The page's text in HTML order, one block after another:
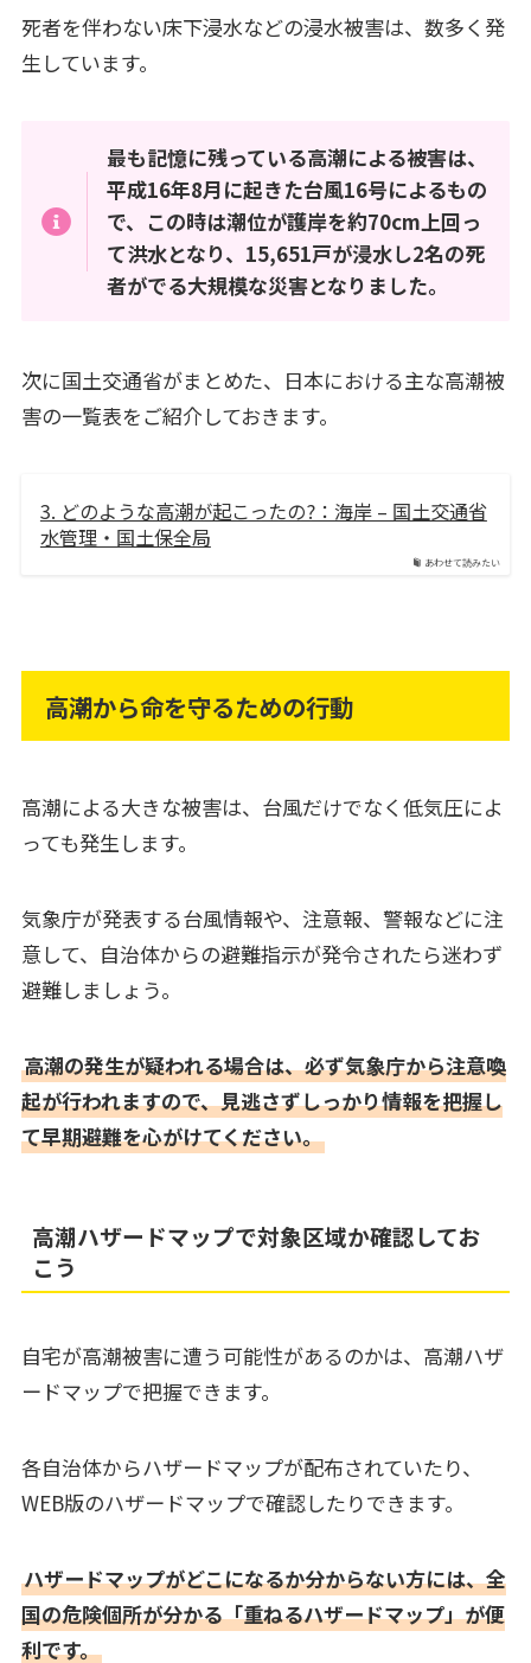
死者を伴わない床下浸水などの浸水被害は、数多く発
生しています。
最も記憶に残っている高潮による被害は、
平成16年8月に起きた台風16号によるもの
で、この時は潮位が護岸を約70cm上回っ
て洪水となり、15,651戸が浸水し2名の死
者がでる大規模な災害となりました。
次に国土交通省がまとめた、日本における主な高潮被
害の一覧表をご紹介しておきます。
あわせて読みたい
3. どのような高潮が起こったの?：海岸 – 国土交通省
水管理・国土保全局
高潮から命を守るための行動
高潮による大きな被害は、台風だけでなく低気圧によ
っても発生します。
気象庁が発表する台風情報や、注意報、警報などに注
意して、自治体からの避難指示が発令されたら迷わず
避難しましょう。
高潮の発生が疑われる場合は、必ず気象庁から注意喚
起が行われますので、見逃さずしっかり情報を把握し
て早期避難を心がけてください。
高潮ハザードマップで対象区域か確認してお
こう
自宅が高潮被害に遭う可能性があるのかは、高潮ハザ
ードマップで把握できます。
各自治体からハザードマップが配布されていたり、
WEB版のハザードマップで確認したりできます。
ハザードマップがどこになるか分からない方には、全
国の危険個所が分かる「重ねるハザードマップ」が便
利です。